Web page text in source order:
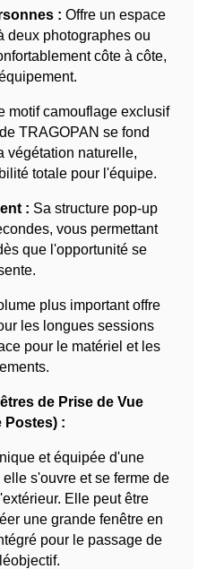
: Offre un espace
deux photographes ou
côte à côte,
motif camouflage exclusif
TRAGOPAN se fond
végétation naturelle,
totale pour l'équipe.
: Sa structure pop-up
vous permettant
que l'opportunité se
plus important offre
les longues sessions
pour le matériel et les
de Prise de Vue
Postes) :
et équipée d'une
s'ouvre et se ferme de
Elle peut être
une grande fenêtre en
pour le passage de